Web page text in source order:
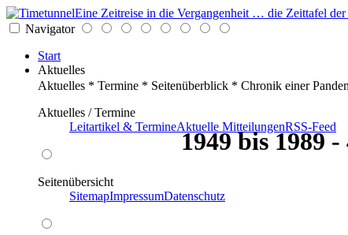
Eine Zeitreise in die Vergangenheit … die Zeittafel
Navigator
Start
Aktuelles
Aktuelles * Termine * Seitenüberblick * Chronik einer
Aktuelles / Termine
Leitartikel & TermineAktuelle MitteilungenRSS-Feed
Seitenübersicht
SitemapImpressumDatenschutz
1949 bis 1989